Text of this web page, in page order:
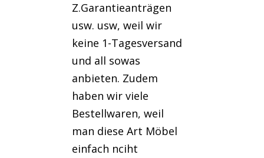
Z.Garantieanträgen
usw. usw, weil wir
keine 1-Tagesversand
und all sowas
anbieten. Zudem
haben wir viele
Bestellwaren, weil
man diese Art Möbel
einfach nciht